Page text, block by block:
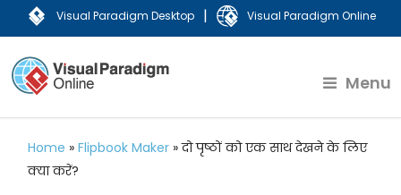
Visual Paradigm Desktop | Visual Paradigm Online
Menu
Home »Flipbook Maker »दो पृष्ठों को एक साथ देखने के लिए
क्या करें?